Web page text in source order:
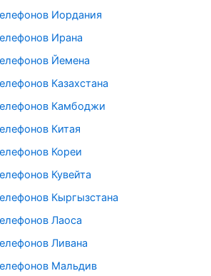
Иордания
Ирана
Йемена
Казахстана
Камбоджи
Китая
Кореи
Кувейта
Кыргызстана
Лаоса
Ливана
Мальдив